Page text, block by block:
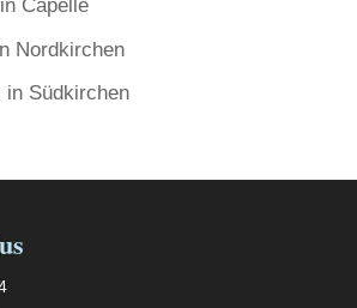
Capelle
Nordkirchen
in Südkirchen